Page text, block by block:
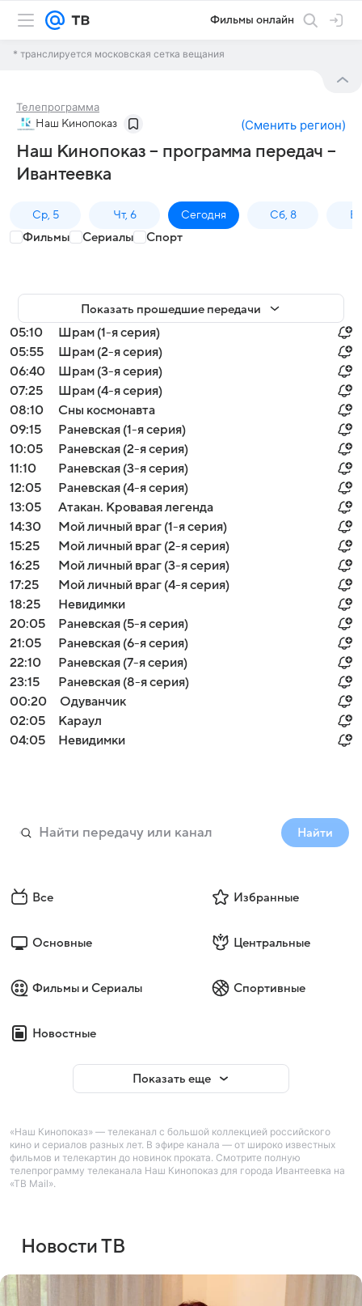
Фильмы онлайн
* транслируется московская сетка вещания
Телепрограмма
Наш Кинопоказ (Сменить регион)
Наш Кинопоказ – программа передач –
Ивантеевка
Ср, 5 Чт, 6 Сегодня Сб, 8
Фильмы Сериалы Спорт
Показать прошедшие передачи
05:10
Шрам (1-я серия)
05:55
Шрам (2-я серия)
06:40
Шрам (3-я серия)
07:25
Шрам (4-я серия)
08:10
Сны космонавта
09:15
Раневская (1-я серия)
10:05
Раневская (2-я серия)
11:10
Раневская (3-я серия)
12:05
Раневская (4-я серия)
13:05
Атакан. Кровавая легенда
14:30
Мой личный враг (1-я серия)
15:25
Мой личный враг (2-я серия)
16:25
Мой личный враг (3-я серия)
17:25
Мой личный враг (4-я серия)
18:25
Невидимки
20:05
Раневская (5-я серия)
21:05
Раневская (6-я серия)
22:10
Раневская (7-я серия)
23:15
Раневская (8-я серия)
00:20
Одуванчик
02:05
Караул
04:05
Невидимки
Найти
Все Избранные
Основные Центральные
Фильмы и Сериалы Спортивные
Новостные
Показать еще
«Наш Кинопоказ» — телеканал с большой коллекцией российского
кино и сериалов разных лет. В эфире канала — от широко известных
фильмов и телекартин до новинок проката. Смотрите полную
телепрограмму телеканала Наш Кинопоказ для города Ивантеевка на
«ТВ Mail».
Новости ТВ